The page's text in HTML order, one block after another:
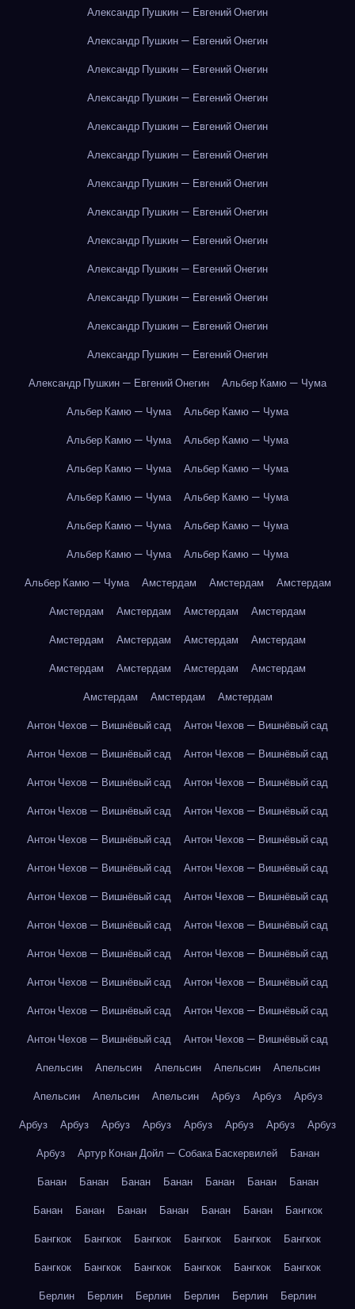
Александр Пушкин — Евгений Онегин
Александр Пушкин — Евгений Онегин
Александр Пушкин — Евгений Онегин
Александр Пушкин — Евгений Онегин
Александр Пушкин — Евгений Онегин
Александр Пушкин — Евгений Онегин
Александр Пушкин — Евгений Онегин
Александр Пушкин — Евгений Онегин
Александр Пушкин — Евгений Онегин
Александр Пушкин — Евгений Онегин
Александр Пушкин — Евгений Онегин
Александр Пушкин — Евгений Онегин
Александр Пушкин — Евгений Онегин
Александр Пушкин — Евгений Онегин
Альбер Камю — Чума
Альбер Камю — Чума
Альбер Камю — Чума
Альбер Камю — Чума
Альбер Камю — Чума
Альбер Камю — Чума
Альбер Камю — Чума
Альбер Камю — Чума
Альбер Камю — Чума
Альбер Камю — Чума
Альбер Камю — Чума
Альбер Камю — Чума
Альбер Камю — Чума
Альбер Камю — Чума
Амстердам Амстердам
Амстердам
Амстердам
Амстердам Амстердам
Амстердам
Амстердам
Амстердам Амстердам
Амстердам
Амстердам
Амстердам Амстердам
Амстердам
Амстердам
Амстердам
Амстердам
Антон Чехов — Вишнёвый сад
Антон Чехов — Вишнёвый сад
Антон Чехов — Вишнёвый сад
Антон Чехов — Вишнёвый сад
Антон Чехов — Вишнёвый сад
Антон Чехов — Вишнёвый сад
Антон Чехов — Вишнёвый сад
Антон Чехов — Вишнёвый сад
Антон Чехов — Вишнёвый сад
Антон Чехов — Вишнёвый сад
Антон Чехов — Вишнёвый сад
Антон Чехов — Вишнёвый сад
Антон Чехов — Вишнёвый сад
Антон Чехов — Вишнёвый сад
Антон Чехов — Вишнёвый сад
Антон Чехов — Вишнёвый сад
Антон Чехов — Вишнёвый сад
Антон Чехов — Вишнёвый сад
Антон Чехов — Вишнёвый сад
Антон Чехов — Вишнёвый сад
Антон Чехов — Вишнёвый сад
Антон Чехов — Вишнёвый сад
Антон Чехов — Вишнёвый сад
Антон Чехов — Вишнёвый сад
Апельсин
Апельсин Апельсин Апельсин
Апельсин
Апельсин
Апельсин Апельсин Арбуз Арбуз
Арбуз
Арбуз
Арбуз Арбуз Арбуз Арбуз Арбуз Арбуз
Арбуз
Арбуз
Артур Конан Дойл — Собака Баскервилей
Банан
Банан
Банан Банан Банан Банан Банан
Банан
Банан
Банан Банан Банан Банан Банан
Бангкок
Бангкок
Бангкок Бангкок Бангкок Бангкок
Бангкок
Бангкок
Бангкок Бангкок Бангкок Бангкок
Бангкок
Берлин
Берлин Берлин Берлин Берлин Берлин